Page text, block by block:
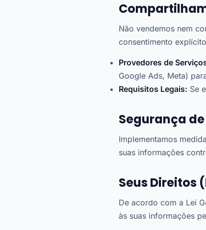
Não vendemos nem
consentimento
Provedores de
Google Ads, Meta)
Requisitos Legais: Se
Segurança
Implementamos
suas informações
Seus Direitos
De acordo com a Lei
às suas informações